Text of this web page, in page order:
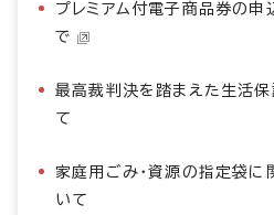
プレミアム付電子商品券の申
で
最高裁判決を踏まえた生活
て
家庭用ごみ・資源の指定袋
いて